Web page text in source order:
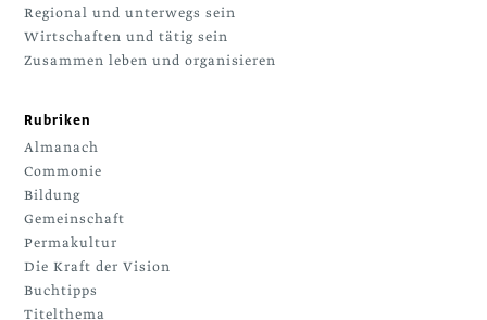
Regional und unterwegs sein
Wirtschaften und tätig sein
Zusammen leben und organisieren
Rubriken
Almanach
Commonie
Bildung
Gemeinschaft
Permakultur
Die Kraft der Vision
Buchtipps
Titelthema